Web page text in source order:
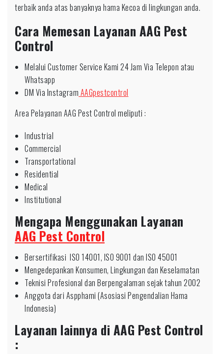
terbaik anda atas banyaknya hama Kecoa di lingkungan anda.
Cara Memesan Layanan AAG Pest
Control
Melalui Customer Service Kami 24 Jam Via Telepon atau
Whatsapp
DM Via Instagram AAGpestcontrol
Area Pelayanan AAG Pest Control meliputi :
Industrial
Commercial
Transportational
Residential
Medical
Institutional
Mengapa Menggunakan Layanan
AAG Pest Control
Bersertifikasi ISO 14001, ISO 9001 dan ISO 45001
Mengedepankan Konsumen, Lingkungan dan Keselamatan
Teknisi Profesional dan Berpengalaman sejak tahun 2002
Anggota dari Aspphami (Asosiasi Pengendalian Hama
Indonesia)
Layanan lainnya di AAG Pest Control
: